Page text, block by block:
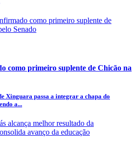
como primeiro suplente de Chicão na
Xinguara passa a integrar a chapa do
a...